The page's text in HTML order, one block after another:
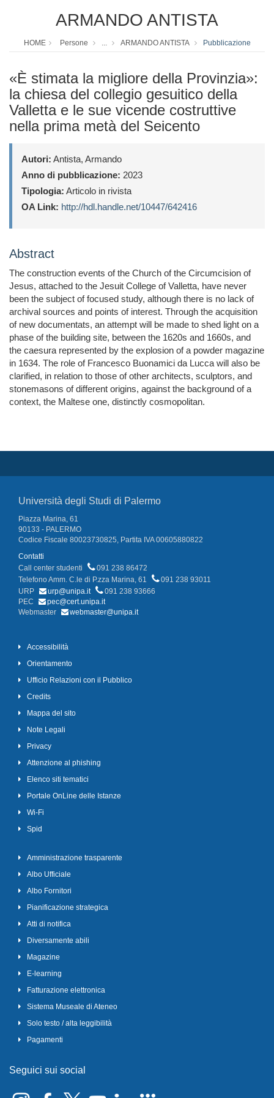
ARMANDO ANTISTA
HOME Persone ... ARMANDO ANTISTA Pubblicazione
«È stimata la migliore della Provinzia»:
la chiesa del collegio gesuitico della
Valletta e le sue vicende costruttive
nella prima metà del Seicento
Autori: Antista, Armando
Anno di pubblicazione: 2023
Tipologia: Articolo in rivista
OA Link: http://hdl.handle.net/10447/642416
Abstract
The construction events of the Church of the Circumcision of
Jesus, attached to the Jesuit College of Valletta, have never
been the subject of focused study, although there is no lack of
archival sources and points of interest. Through the acquisition
of new documentats, an attempt will be made to shed light on a
phase of the building site, between the 1620s and 1660s, and
the caesura represented by the explosion of a powder magazine
in 1634. The role of Francesco Buonamici da Lucca will also be
clarified, in relation to those of other architects, sculptors, and
stonemasons of different origins, against the background of a
context, the Maltese one, distinctly cosmopolitan.
Università degli Studi di Palermo
Piazza Marina, 61
90133 - PALERMO
Codice Fiscale 80023730825, Partita IVA 00605880822
Contatti
Call center studenti
091 238 86472
Telefono Amm. C.le di P.zza Marina, 61
091 238 93011
URP
urp@unipa.it
091 238 93666
PEC
pec@cert.unipa.it
Webmaster
webmaster@unipa.it
Accessibilità
Orientamento
Ufficio Relazioni con il Pubblico
Credits
Mappa del sito
Note Legali
Privacy
Attenzione al phishing
Elenco siti tematici
Portale OnLine delle Istanze
Wi-Fi
Spid
Amministrazione trasparente
Albo Ufficiale
Albo Fornitori
Pianificazione strategica
Atti di notifica
Diversamente abili
Magazine
E-learning
Fatturazione elettronica
Sistema Museale di Ateneo
Solo testo / alta leggibilità
Pagamenti
Seguici sui social